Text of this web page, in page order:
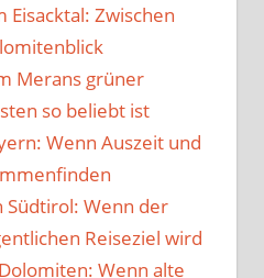
Eisacktal: Zwischen
Merans grüner
so beliebt ist
Wenn Auszeit und
Südtirol: Wenn der
Reiseziel wird
Wenn alte